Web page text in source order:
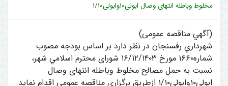
مخلوط وباطله انتهای وصال ابولی۱۰وابولی۱/۱۰
(آگهي مناقصه عمومی)
شهرداري رفسنجان در نظر دارد بر اساس بودجه مصوب
شماره۱۶۶۰ مورخ ۱۶/۱۲/۱۴۰۳ شورای محترم اسلامي شهر،
نسبت به حمل مصالح مخلوط وباطله انتهای وصال
ابولی۱۰وابولی۱/۱۰ ازطريق برگزاري مناقصه عمومی اقدام نمايد.